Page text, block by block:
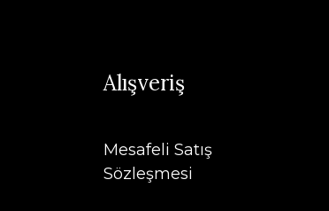
Alışveriş
Mesafeli Satış
Sözleşmesi